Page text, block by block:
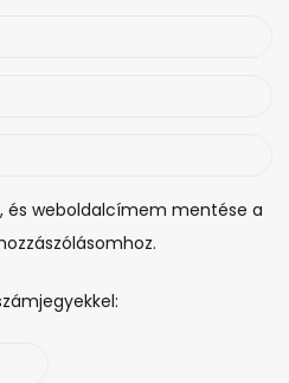
weboldalcímem mentése a